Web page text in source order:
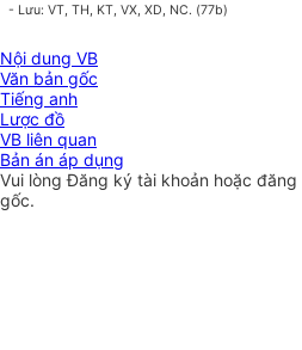
- Lưu: VT, TH, KT, VX, XD, NC. (77b)
Nội dung VB
Văn bản gốc
Tiếng anh
Lược đồ
VB liên quan
Bản án áp dụng
Vui lòngĐăng ký tài khoản hoặc đăng
gốc.